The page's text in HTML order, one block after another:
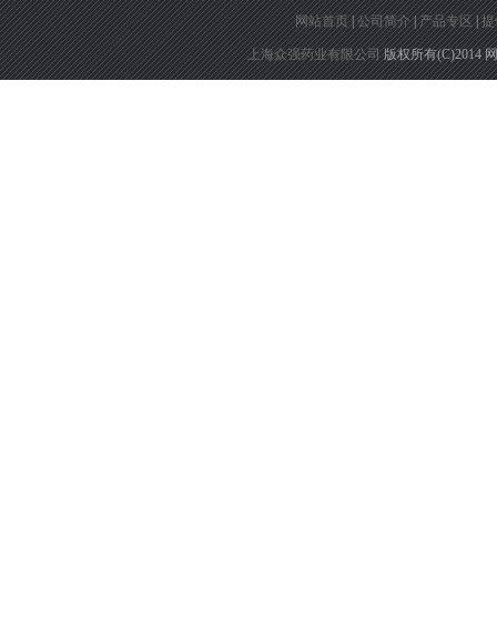
网站首页|公司简介|产品专区|
上海众强药业有限公司版权所有(C)2014